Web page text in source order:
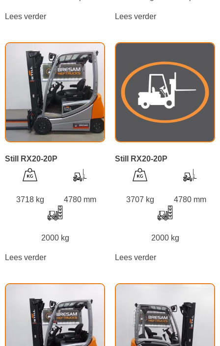
Lees verder Lees verder
Still RX20-20P
3718 kg 4780 mm
2000 kg
Lees verder
Still RX20-20P
3707 kg 4780 mm
2000 kg
Lees verder